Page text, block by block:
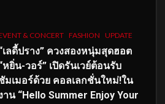
& CONCERT FASHION UPDATE
เลดี้ปราง” ควงสองหนุ่มสุดฮอต
หยิ่น-วอร์” เปิดรันเวย์ต้อนรับ
มเมอร์ด้วย คอลเลกชั่นใหม่!ใน
าน “Hello Summer Enjoy Your